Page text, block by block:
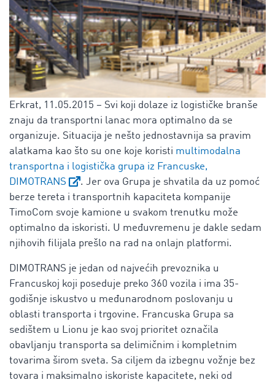
Erkrat, 11.05.2015 – Svi koji dolaze iz logističke branše
znaju da transportni lanac mora optimalno da se
organizuje. Situacija je nešto jednostavnija sa pravim
alatkama kao što su one koje koristi multimodalna
transportna i logistička grupa iz Francuske,
DIMOTRANS
. Jer ova Grupa je shvatila da uz pomoć
berze tereta i transportnih kapaciteta kompanije
TimoCom svoje kamione u svakom trenutku može
optimalno da iskoristi. U međuvremenu je dakle sedam
njihovih filijala prešlo na rad na onlajn platformi.
DIMOTRANS je jedan od najvećih prevoznika u
Francuskoj koji poseduje preko 360 vozila i ima 35-
godišnje iskustvo u međunarodnom poslovanju u
oblasti transporta i trgovine. Francuska Grupa sa
sedištem u Lionu je kao svoj prioritet označila
obavljanju transporta sa delimičnim i kompletnim
tovarima širom sveta. Sa ciljem da izbegnu vožnje bez
tovara i maksimalno iskoriste kapacitete, neki od